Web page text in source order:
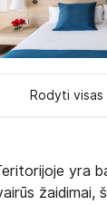
Rodyti
žaidimai,